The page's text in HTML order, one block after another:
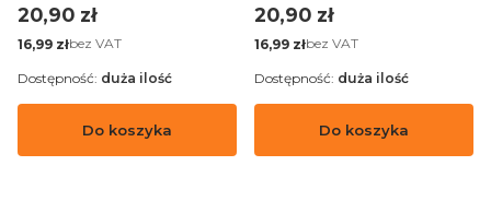
Cena
20,90 zł
Cena
16,99 złbez VAT
Do koszyka
Dostępność: duża ilość
Cena
20,90 zł
Cena
16,99 złbez VAT
Do koszyka
Dostępność: duża ilość